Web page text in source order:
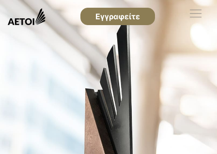
Εγγραφείτε